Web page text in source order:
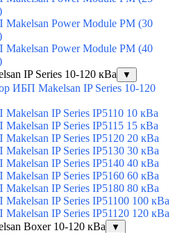
Power Module PM (30
Power Module PM (40
IP Series 10-120 кВа
▼
ИБП Makelsan IP Series 10-120
IP Series IP5110 10 кВа
IP Series IP5115 15 кВа
IP Series IP5120 20 кВа
IP Series IP5130 30 кВа
IP Series IP5140 40 кВа
IP Series IP5160 60 кВа
IP Series IP5180 80 кВа
IP Series IP51100 100 кВа
IP Series IP51120 120 кВа
Boxer 10-120 кВа
▼